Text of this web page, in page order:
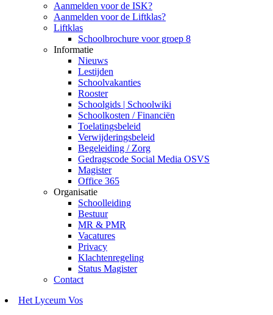
Aanmelden voor de ISK?
Aanmelden voor de Liftklas?
Liftklas
Schoolbrochure voor groep 8
Informatie
Nieuws
Lestijden
Schoolvakanties
Rooster
Schoolgids | Schoolwiki
Schoolkosten / Financiën
Toelatingsbeleid
Verwijderingsbeleid
Begeleiding / Zorg
Gedragscode Social Media OSVS
Magister
Office 365
Organisatie
Schoolleiding
Bestuur
MR & PMR
Vacatures
Privacy
Klachtenregeling
Status Magister
Contact
Het Lyceum Vos